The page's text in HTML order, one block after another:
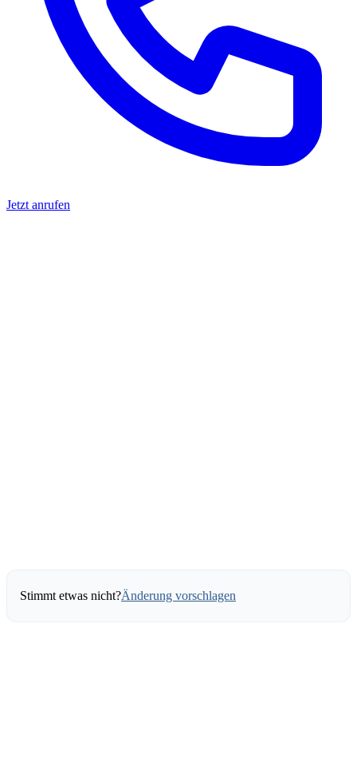
Jetzt anrufen
Stimmt etwas nicht?Änderung vorschlagen